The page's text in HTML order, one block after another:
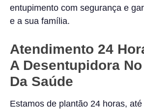
entupimento com segurança e
e a sua família.
Atendimento 24
A Desentupidora
Da Saúde
Estamos de plantão 24 horas,